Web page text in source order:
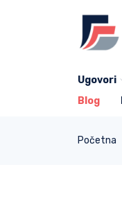
Ugovori
Blog
Početna